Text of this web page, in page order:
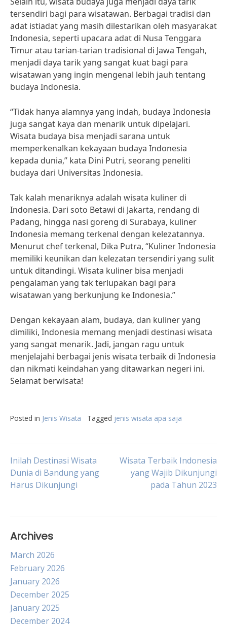
tersendiri bagi para wisatawan. Berbagai tradisi dan
adat istiadat yang masih dilestarikan oleh masyarakat
Indonesia, seperti upacara adat di Nusa Tenggara
Timur atau tarian-tarian tradisional di Jawa Tengah,
menjadi daya tarik yang sangat kuat bagi para
wisatawan yang ingin mengenal lebih jauh tentang
budaya Indonesia.
“Tidak hanya alamnya yang indah, budaya Indonesia
juga sangat kaya dan menarik untuk dipelajari.
Wisata budaya bisa menjadi sarana untuk
memperkenalkan kekayaan budaya Indonesia
kepada dunia,” kata Dini Putri, seorang peneliti
budaya dari Universitas Indonesia.
Tak kalah menariknya adalah wisata kuliner di
Indonesia. Dari soto Betawi di Jakarta, rendang di
Padang, hingga nasi goreng di Surabaya, kuliner
Indonesia memang terkenal dengan kelezatannya.
Menurut chef terkenal, Dika Putra, “Kuliner Indonesia
memiliki keunikan dan kelezatan tersendiri yang sulit
untuk ditandingi. Wisata kuliner bisa menjadi
pengalaman yang tak terlupakan bagi para
wisatawan yang berkunjung ke Indonesia.”
Dengan kekayaan alam, budaya, dan kuliner yang
dimiliki, Indonesia memang menjadi destinasi wisata
yang sangat menarik. Jadi, jangan ragu untuk
menjelajahi berbagai jenis wisata terbaik di Indonesia
dan nikmati keindahan yang ditawarkan negeri ini.
Selamat berwisata!
Posted in Jenis Wisata Tagged jenis wisata apa saja
Post
navigation
Inilah Destinasi Wisata
Dunia di Bandung yang
Harus Dikunjungi
Wisata Terbaik Indonesia
yang Wajib Dikunjungi
pada Tahun 2023
Archives
March 2026
February 2026
January 2026
December 2025
January 2025
December 2024